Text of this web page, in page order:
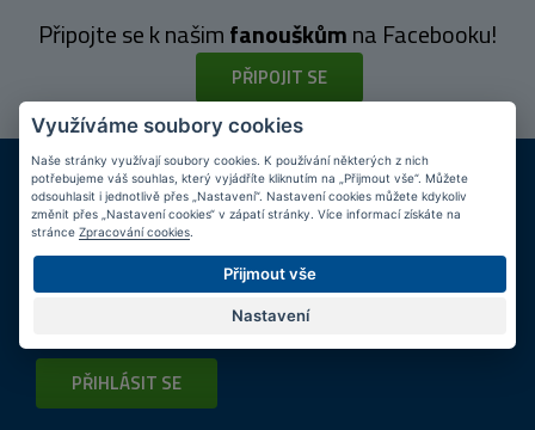
Připojte se k našimfanouškůmna Facebooku!
PŘIPOJIT SE
DOPRAVA ZDARMA
Při nákupu nad 2 000 Kč
KAMENNÉ PRODEJNY
Jsme na trhu více než 10 let
Tipyk nákupu
Napište nám svůj e-mail a my vás budeme informovatmax.
o zajímavých nabídkách!
PŘIHLÁSIT SE
Využíváme soubory cookies
Naše stránky využívají soubory cookies. K používání některých z nich
potřebujeme váš souhlas, který vyjádříte kliknutím na „Přijmout vše“. Můžete
odsouhlasit i jednotlivě přes „Nastavení“. Nastavení cookies můžete kdykoliv
změnit přes „Nastavení cookies“ v zápatí stránky. Více informací získáte na
stránce Zpracování cookies
Přijmout vše
Nastavení